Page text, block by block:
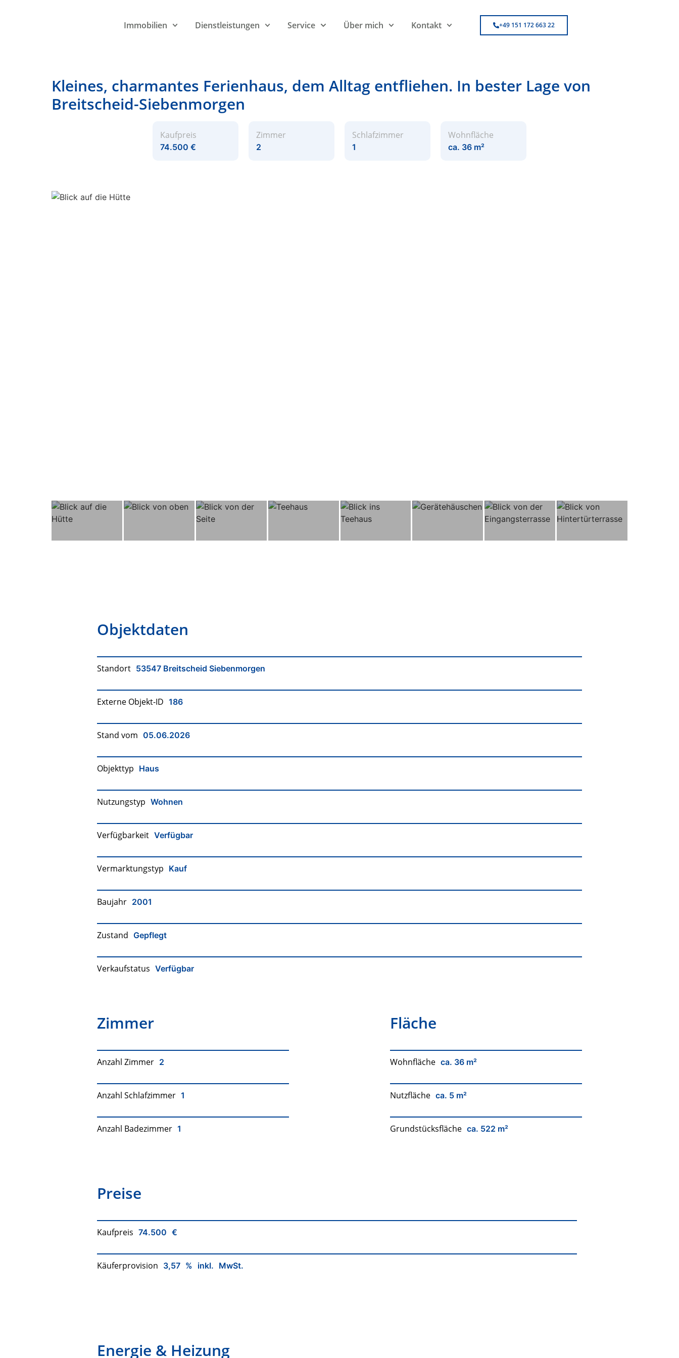
Immobilien Dienstleistungen Service Über mich Kontakt +49 151 172 663 22
Kleines, charmantes Ferienhaus, dem Alltag entfliehen. In bester Lage von
Breitscheid-Siebenmorgen
Kaufpreis
74.500 €
Zimmer
2
Schlafzimmer
1
Wohnfläche
ca. 36 m²
Objektdaten
Standort 53547 Breitscheid Siebenmorgen
Externe Objekt-ID 186
Stand vom 05.06.2026
Objekttyp Haus
Nutzungstyp Wohnen
Verfügbarkeit Verfügbar
Vermarktungstyp Kauf
Baujahr 2001
Zustand Gepflegt
Verkaufstatus Verfügbar
Zimmer
Anzahl Zimmer 2
Anzahl Schlafzimmer 1
Anzahl Badezimmer 1
Fläche
Wohnfläche ca. 36 m²
Nutzfläche ca. 5 m²
Grundstücksfläche ca. 522 m²
Preise
Kaufpreis 74.500 €
Käuferprovision 3,57 % inkl. MwSt.
Energie & Heizung